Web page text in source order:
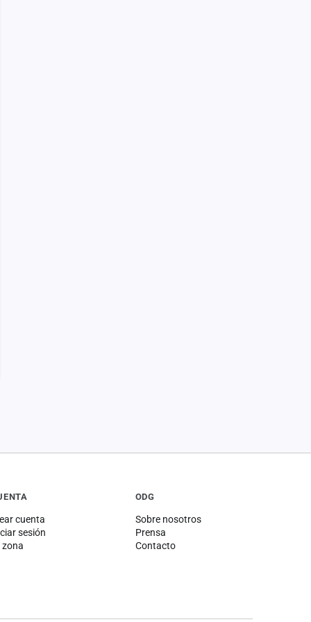
cuenta
sesión
zona
ODG
Sobre nosotros
Prensa
Contacto